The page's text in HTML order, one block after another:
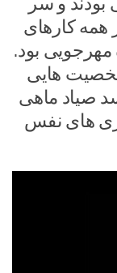
همه کارهای
بود.
هایی
صیاد ماهی
های نفس